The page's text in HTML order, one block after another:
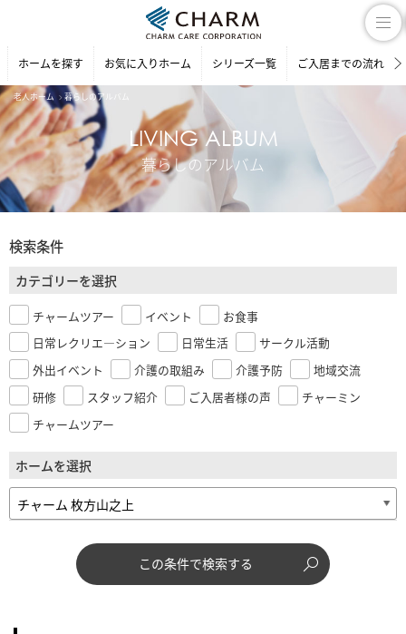
ホームを探す お気に入りホーム シリーズ一覧 ご入居までの流れ
老人ホーム 暮らしのアルバム
LIVING ALBUM
暮らしのアルバム
検索条件
カテゴリーを選択
チャームツアー イベント
お食事
日常レクリエ―ション
日常生活
サークル活動
外出イベント
介護の取組み 介護予防
地域交流
研修
スタッフ紹介 ご入居者様の声
チャーミン
チャームツアー
ホームを選択
この条件で検索する